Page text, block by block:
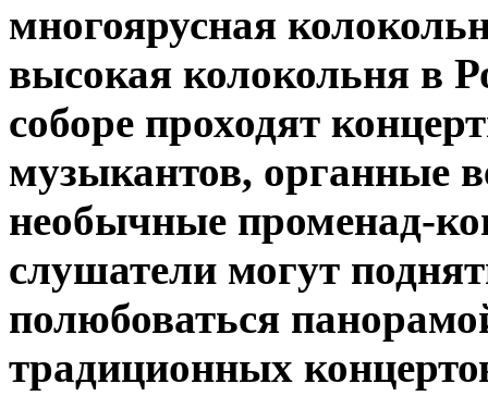
многоярусная
высокая колокольня в
соборе проходят
музыкантов, органные
необычные променад-
слушатели могут
полюбоваться
традиционных